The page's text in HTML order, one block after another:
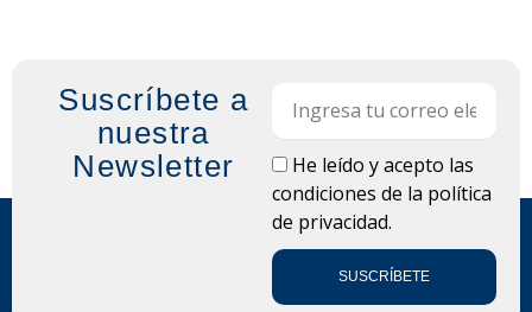
Suscríbete a
nuestra
Newsletter
LOPDHe leído y acepto las
condiciones de la política
de privacidad.
SUSCRÍBETE